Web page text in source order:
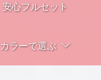
安心フルセット
カラーで選ぶ